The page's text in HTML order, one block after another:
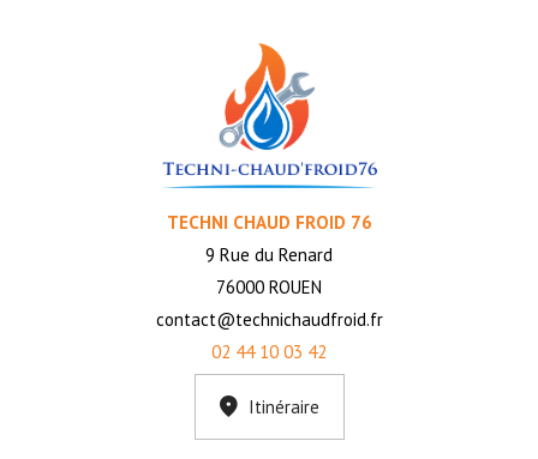
TECHNI CHAUD FROID 76
9 Rue du Renard
76000 ROUEN
contact@technichaudfroid.fr
02 44 10 03 42
Itinéraire